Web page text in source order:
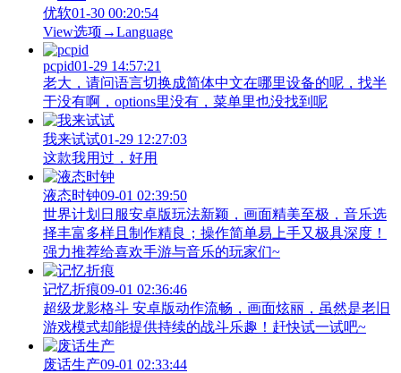
优软01-30 00:20:54
View‌选项→Language
pcpid01-29 14:57:21
老大，请问语言切换成简体中文在哪里设备的呢，找半
于没有啊，options里没有，菜单里也没找到呢
我来试试01-29 12:27:03
这款我用过，好用
液态时钟09-01 02:39:50
世界计划日服安卓版玩法新颖，画面精美至极，音乐选
择丰富多样且制作精良；操作简单易上手又极具深度！
强力推荐给喜欢手游与音乐的玩家们~
记忆折痕09-01 02:36:46
超级龙影格斗 安卓版动作流畅，画面炫丽，虽然是老旧
游戏模式却能提供持续的战斗乐趣！赶快试一试吧~
废话生产09-01 02:33:44